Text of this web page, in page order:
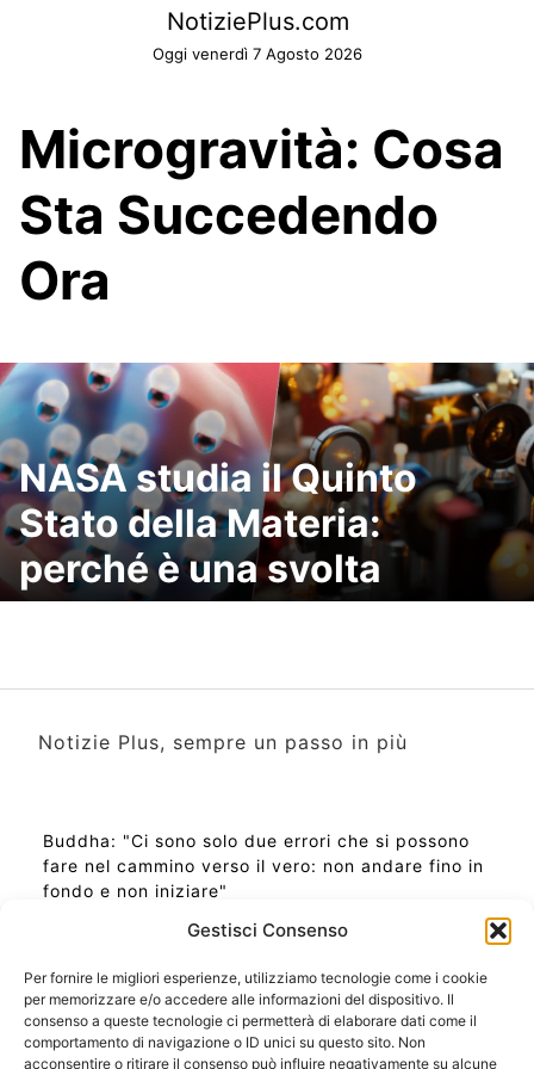
Gestisci Consenso
Per fornire le migliori esperienze, utilizziamo tecnologie come i cookie
per memorizzare e/o accedere alle informazioni del dispositivo. Il
consenso a queste tecnologie ci permetterà di elaborare dati come il
comportamento di navigazione o ID unici su questo sito. Non
acconsentire o ritirare il consenso può influire negativamente su alcune
NotiziePlus.com
Oggi venerdì 7 Agosto 2026
Microgravità: Cosa
Sta Succedendo
Ora
NASA studia il Quinto
Stato della Materia:
perché è una svolta
Notizie Plus, sempre un passo in più
Buddha: "Ci sono solo due errori che si possono
fare nel cammino verso il vero: non andare fino in
fondo e non iniziare"
Ora Esatta in Italia in questo momento
Ti Senti Strano Ultimamente? Potrebbe Essere per
la Risonanza di Schumann